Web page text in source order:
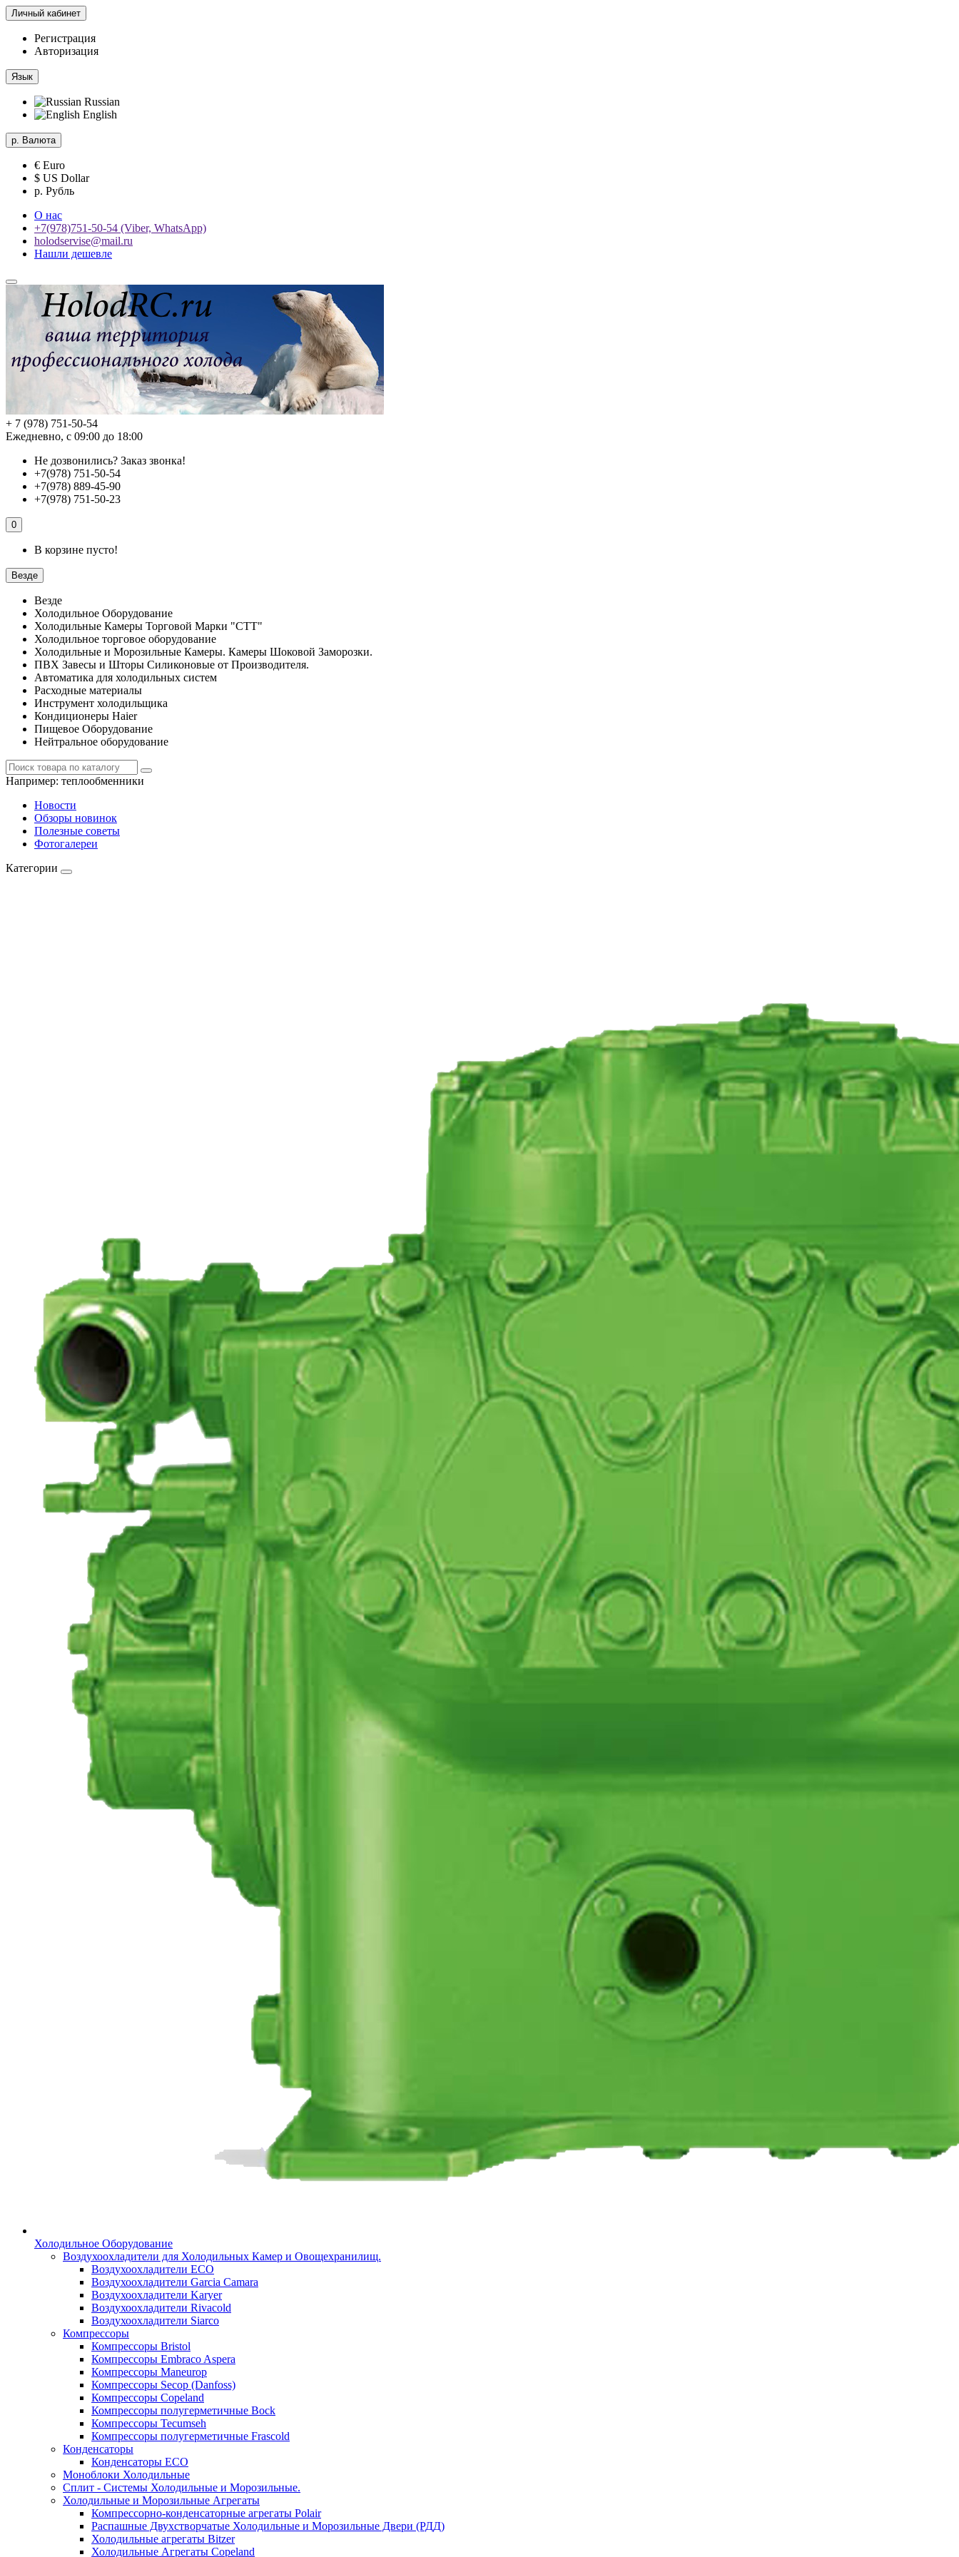
Личный кабинет
Регистрация
Авторизация
Язык
Russian
English
р. Валюта
€ Euro
$ US Dollar
р. Рубль
О нас
+7(978)751-50-54 (Viber, WhatsApp)
holodservise@mail.ru
Нашли дешевле
+ 7 (978) 751-50-54
Ежедневно, с 09:00 до 18:00
Не дозвонились? Заказ звонка!
+7(978) 751-50-54
+7(978) 889-45-90
+7(978) 751-50-23
0
В корзине пусто!
Везде
Везде
Холодильное Оборудование
Холодильные Камеры Торговой Марки "СТТ"
Холодильное торговое оборудование
Холодильные и Морозильные Камеры. Камеры Шоковой Заморозки.
ПВХ Завесы и Шторы Силиконовые от Производителя.
Автоматика для холодильных систем
Расходные материалы
Инструмент холодильщика
Кондиционеры Haier
Пищевое Оборудование
Нейтральное оборудование
Например: теплообменники
Новости
Обзоры новинок
Полезные советы
Фотогалереи
Категории
Холодильное Оборудование
Воздухоохладители для Холодильных Камер и Овощехранилищ.
Воздухоохладители ECO
Воздухоохладители Garcia Camara
Воздухоохладители Karyer
Воздухоохладители Rivacold
Воздухоохладители Siarco
Компрессоры
Компрессоры Bristol
Компрессоры Embraco Aspera
Компрессоры Maneurop
Компрессоры Secop (Danfoss)
Компрессоры Copeland
Компрессоры полугерметичные Bock
Компрессоры Tecumseh
Компрессоры полугерметичные Frascold
Конденсаторы
Конденсаторы ECO
Моноблоки Холодильные
Сплит - Системы Холодильные и Морозильные.
Холодильные и Морозильные Агрегаты
Компрессорно-конденсаторные агрегаты Polair
Распашные Двухстворчатые Холодильные и Морозильные Двери (РДД)
Холодильные агрегаты Bitzer
Холодильные Агрегаты Copeland